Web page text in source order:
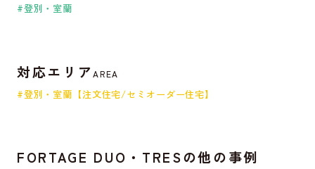
#登別・室蘭
対応エリアAREA
#登別・室蘭【注文住宅/セミオーダー住宅】
FORTAGE DUO・TRESの他の事例